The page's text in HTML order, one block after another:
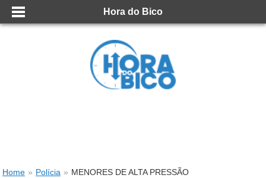
Hora do Bico
Home » Polícia » MENORES DE ALTA PRESSÃO